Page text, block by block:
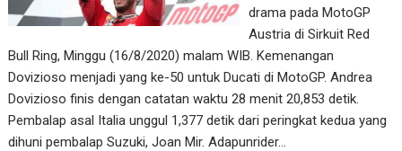
drama pada MotoGP
Austria di Sirkuit Red
Bull Ring, Minggu (16/8/2020) malam WIB. Kemenangan
Dovizioso menjadi yang ke-50 untuk Ducati di MotoGP. Andrea
Dovizioso finis dengan catatan waktu 28 menit 20,853 detik.
Pembalap asal Italia unggul 1,377 detik dari peringkat kedua yang
dihuni pembalap Suzuki, Joan Mir. Adapunrider…